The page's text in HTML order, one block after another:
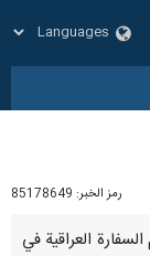
رمز الخبر: 85178649
العراقية في